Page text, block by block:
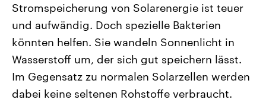
Landtagswahl Sachsen-Anhalt
2026
Alle Informationen
Sachsen-Anhalt wählt am 6.
September 2026 einen neuen
Landtag. Seit 2021 wird das
Bundesland von einer Koalition aus
USA
Aktuelle Beiträge,
Hintergründe
Wirtschaftlich und
gehören die Vereinigten
den mächtigsten Ländern
mit großem Einfluss auf
Stromspeicherung von Solarenergie ist teuer
und aufwändig. Doch spezielle Bakterien
könnten helfen. Sie wandeln Sonnenlicht in
Wasserstoff um, der sich gut speichern lässt.
Im Gegensatz zu normalen Solarzellen werden
dabei keine seltenen Rohstoffe verbraucht.